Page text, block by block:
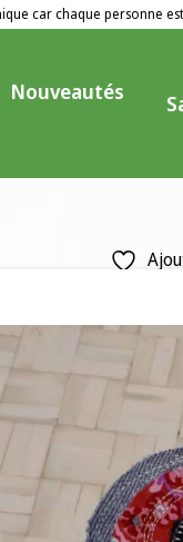
car chaque personne
Nouveautés